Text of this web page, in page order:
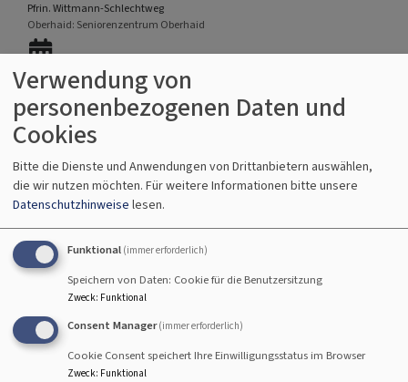
Pfrin. Wittmann-Schlechtweg
Oberhaid Seniorenzentrum Oberhaid
Fr, 7.8. 10:30 Uhr
Gottesdienst
Breitengüßbach Seniorenzentrum Breitengüßbach
Fr, 7.8. 15 Uhr
Gottesdienst
Pfrin. Wittmann-Schlechtweg
Hallstadt Seniorenzentrum St. Kilian-Caritas
Verwendung von
personenbezogenen Daten und
Cookies
Bitte die Dienste und Anwendungen von Drittanbietern auswählen,
die wir nutzen möchten. Für weitere Informationen bitte unsere
Datenschutzhinweise lesen.
Funktional (immer erforderlich)
Speichern von Daten: Cookie für die Benutzersitzung
Zweck: Funktional
Consent Manager (immer erforderlich)
Cookie Consent speichert Ihre Einwilligungsstatus im Browser
Zweck: Funktional